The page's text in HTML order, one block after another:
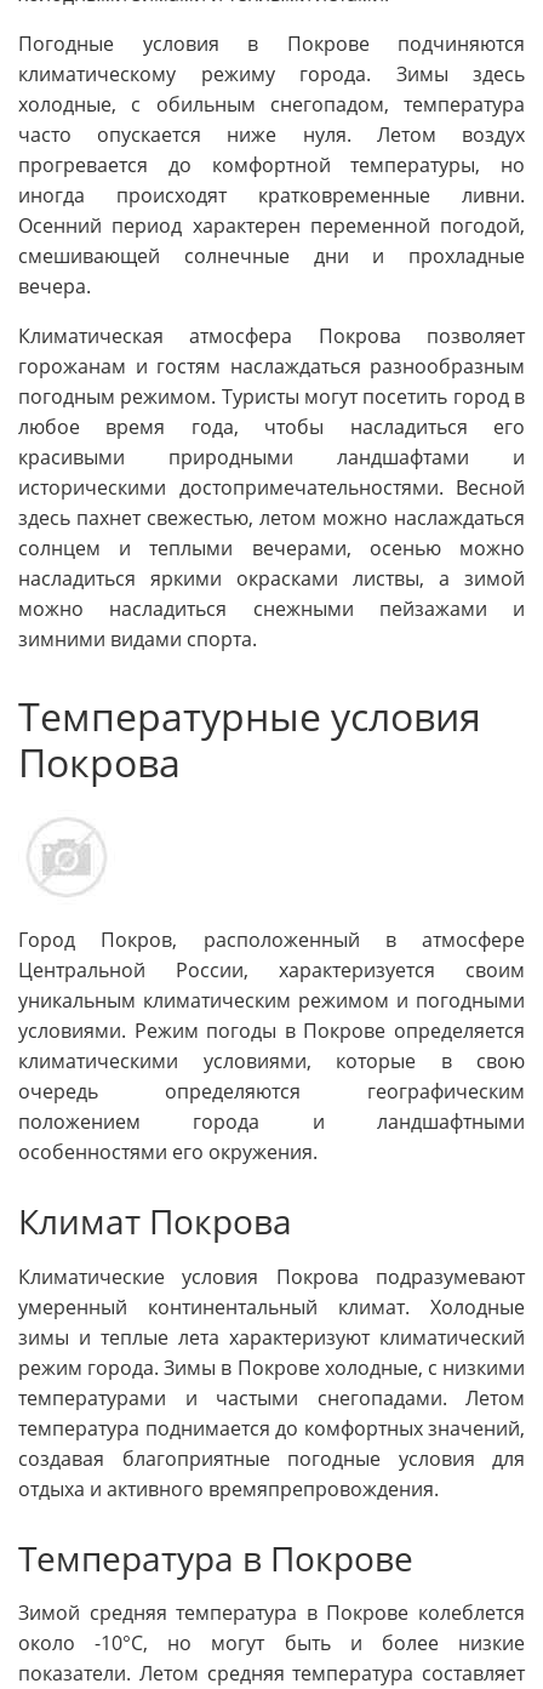
Погодные условия в Покрове подчиняются
климатическому режиму города. Зимы здесь
холодные, с обильным снегопадом, температура
часто опускается ниже нуля. Летом воздух
прогревается до комфортной температуры, но
иногда происходят кратковременные ливни.
Осенний период характерен переменной погодой,
смешивающей солнечные дни и прохладные
вечера.
Климатическая атмосфера Покрова позволяет
горожанам и гостям наслаждаться разнообразным
погодным режимом. Туристы могут посетить город в
любое время года, чтобы насладиться его
красивыми природными ландшафтами и
историческими достопримечательностями. Весной
здесь пахнет свежестью, летом можно наслаждаться
солнцем и теплыми вечерами, осенью можно
насладиться яркими окрасками листвы, а зимой
можно насладиться снежными пейзажами и
зимними видами спорта.
Температурные условия
Покрова
Город Покров, расположенный в атмосфере
Центральной России, характеризуется своим
уникальным климатическим режимом и погодными
условиями. Режим погоды в Покрове определяется
климатическими условиями, которые в свою
очередь определяются географическим
положением города и ландшафтными
особенностями его окружения.
Климат Покрова
Климатические условия Покрова подразумевают
умеренный континентальный климат. Холодные
зимы и теплые лета характеризуют климатический
режим города. Зимы в Покрове холодные, с низкими
температурами и частыми снегопадами. Летом
температура поднимается до комфортных значений,
создавая благоприятные погодные условия для
отдыха и активного времяпрепровождения.
Температура в Покрове
Зимой средняя температура в Покрове колеблется
около -10°C, но могут быть и более низкие
показатели. Летом средняя температура составляет